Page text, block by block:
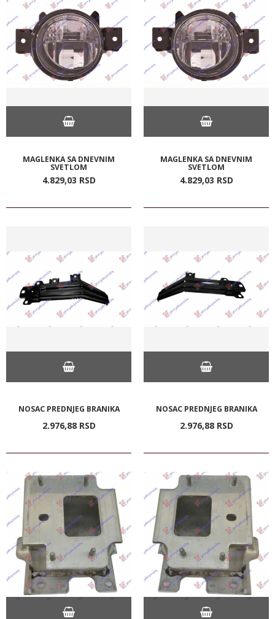
MAGLENKA SA DNEVNIM
SVETLOM
4.829,03 RSD
MAGLENKA SA DNEVNIM
SVETLOM
4.829,03 RSD
NOSAC PREDNJEG BRANIKA
2.976,88 RSD
NOSAC PREDNJEG BRANIKA
2.976,88 RSD